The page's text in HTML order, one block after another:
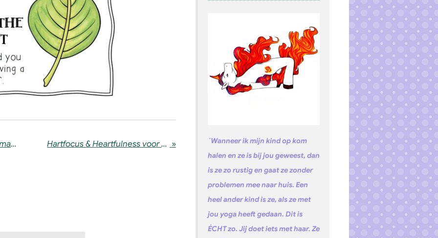
Chakra Kinderyoga | Kindermassage | Meditatie & Mindfulness Kinderen | Reactie van kinderen Hartfocus & Heartfulness voor kinderen »
´Wanneer ik mijn kind op kom
halen en ze is bij jou geweest, dan
is ze zo rustig en gaat ze zonder
problemen mee naar huis. Een
heel ander kind is ze, als ze met
jou yoga heeft gedaan. Dit is
ÉCHT zo. Jij doet iets met haar. Ze